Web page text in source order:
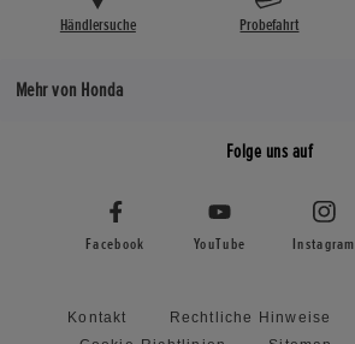
Händlersuche Probefahrt
Mehr von Honda
Folge uns auf
Facebook YouTube Instagram
Kontakt Rechtliche Hinweise